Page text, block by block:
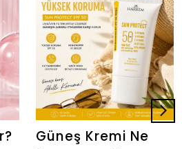
Güneş Kremi Ne